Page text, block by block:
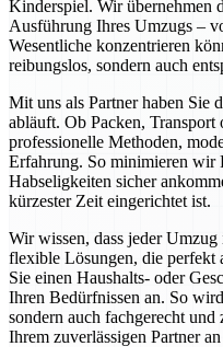
Kinderspiel. Wir übernehmen
Ausführung Ihres Umzugs –
Wesentliche konzentrieren
reibungslos, sondern auch
Mit uns als Partner haben Sie
abläuft. Ob Packen, Transport
professionelle Methoden,
Erfahrung. So minimieren wir
Habseligkeiten sicher
kürzester Zeit eingerichtet ist.
Wir wissen, dass jeder
flexible Lösungen, die perfekt
Sie einen Haushalts- oder
Ihren Bedürfnissen an. So
sondern auch fachgerecht
Ihrem zuverlässigen Partner